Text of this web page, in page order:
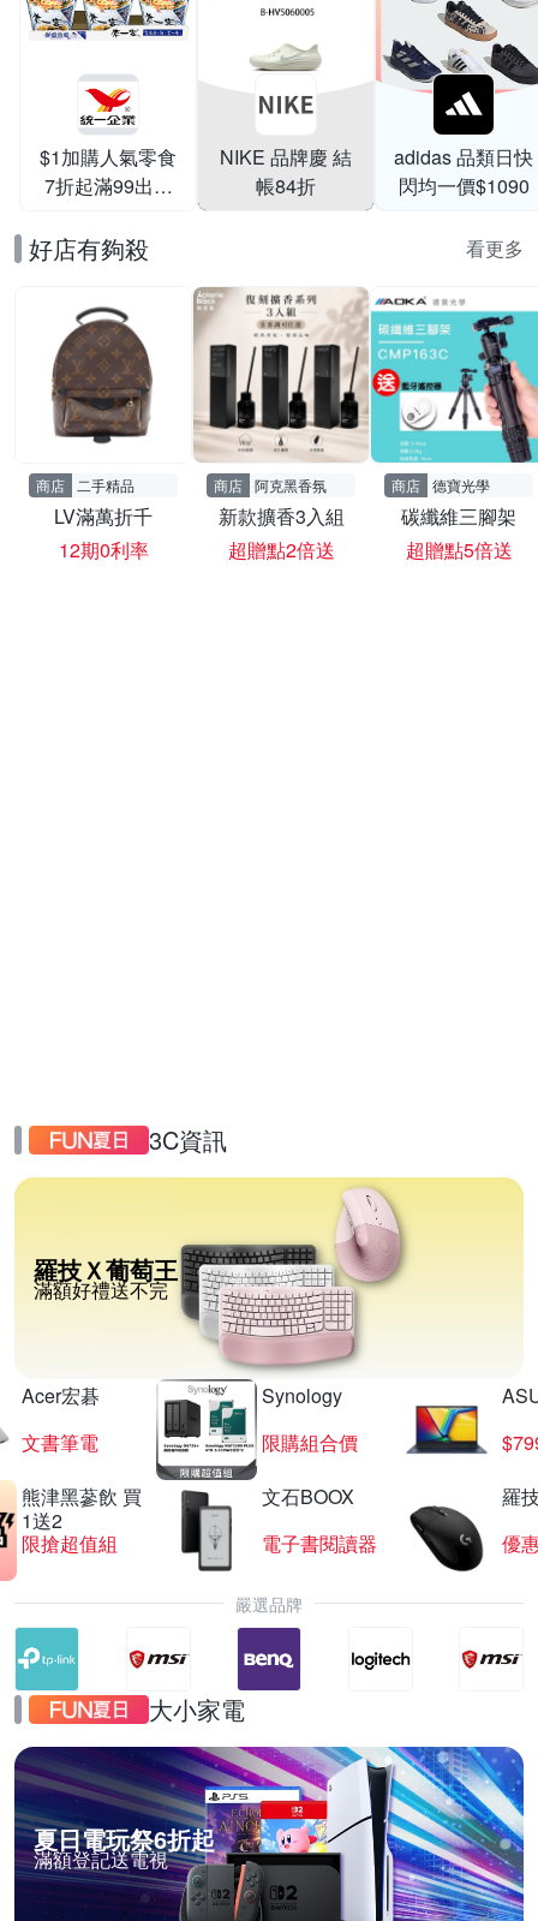
$1加購人氣零食
7折起滿99出貨
NIKE 品牌慶 結
帳84折
adidas 品類日快
閃均一價$1090
好店有夠殺 看更多
商店 二手精品
LV滿萬折千
12期0利率
商店 阿克黑香氛
新款擴香3入組
超贈點2倍送
商店 德寶光學
碳纖維三腳架
超贈點5倍送
3C資訊
羅技Ｘ葡萄王
滿額好禮送不完
Acer宏碁
文書筆電
Synology
限購組合價
熊津黑蔘飲 買
1送2
限搶超值組
文石BOOX
電子書閱讀器
羅
優
嚴選品牌
大小家電
夏日電玩祭6折起
滿額登記送電視